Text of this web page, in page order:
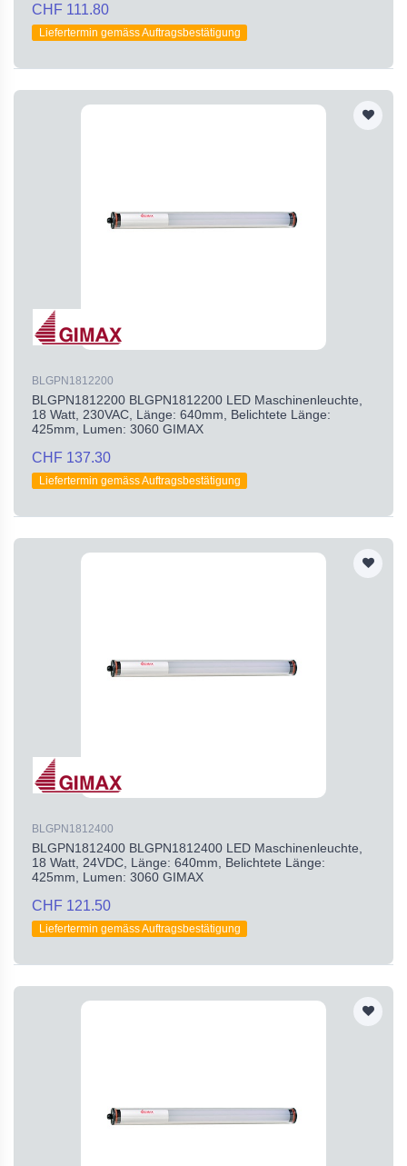
CHF 111.80
Liefertermin gemäss Auftragsbestätigung
BLGPN1812200
BLGPN1812200 BLGPN1812200 LED Maschinenleuchte,
18 Watt, 230VAC, Länge: 640mm, Belichtete Länge:
425mm, Lumen: 3060 GIMAX
CHF 137.30
Liefertermin gemäss Auftragsbestätigung
BLGPN1812400
BLGPN1812400 BLGPN1812400 LED Maschinenleuchte,
18 Watt, 24VDC, Länge: 640mm, Belichtete Länge:
425mm, Lumen: 3060 GIMAX
CHF 121.50
Liefertermin gemäss Auftragsbestätigung